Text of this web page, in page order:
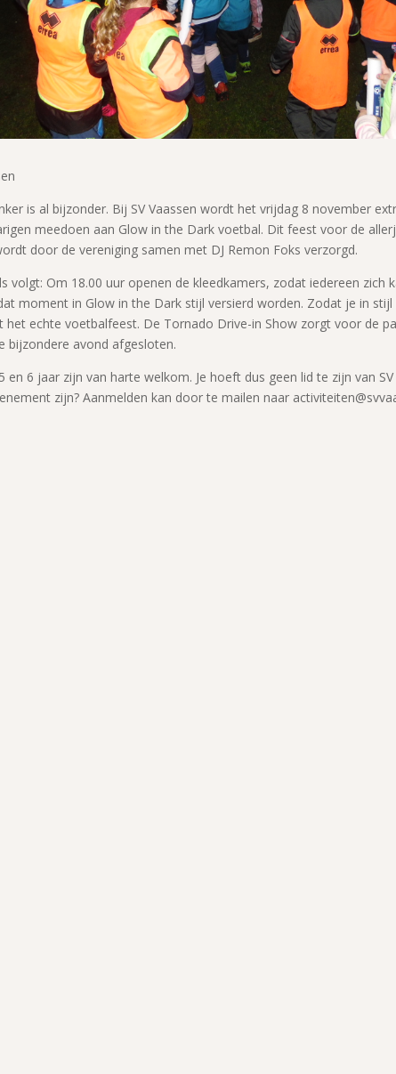
is al bijzonder. Bij SV Vaassen wordt het vrijdag 8 november
meedoen aan Glow in the Dark voetbal. Dit feest voor de
door de vereniging samen met DJ Remon Foks verzorgd.
volgt: Om 18.00 uur openen de kleedkamers, zodat iedereen zich
moment in Glow in the Dark stijl versierd worden. Zodat je in
het echte voetbalfeest. De Tornado Drive-in Show zorgt voor de
bijzondere avond afgesloten.
en 6 jaar zijn van harte welkom. Je hoeft dus geen lid te zijn van SV
zijn? Aanmelden kan door te mailen naar